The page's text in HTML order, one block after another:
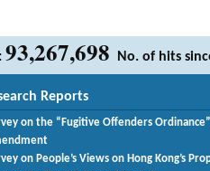
93,267,698 No. of hits
Reports
on the “Fugitive Offenders Ordinance”
on People’s Views on Hong Kong’s